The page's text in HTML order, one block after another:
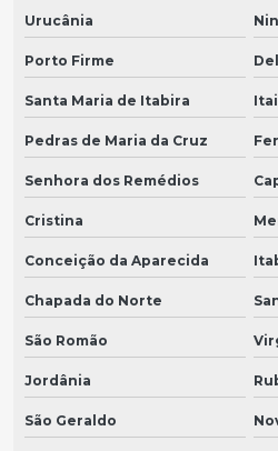
Urucânia
Porto Firme
Santa Maria de Itabira
Pedras de Maria da Cruz
Senhora dos Remédios
Cristina
Conceição da Aparecida
Chapada do Norte
São Romão
Jordânia
São Geraldo